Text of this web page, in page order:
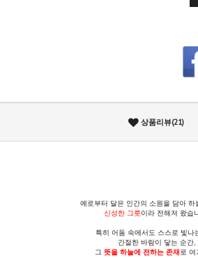
상품리뷰(21)
예로부터 달은 인간의 소원을 담아 하
신성한 그릇이라 전해져 왔습
특히 어둠 속에서도 스스로 빛나
간절한 바람이 닿는 순간,
그 뜻을 하늘에 전하는 존재로 여